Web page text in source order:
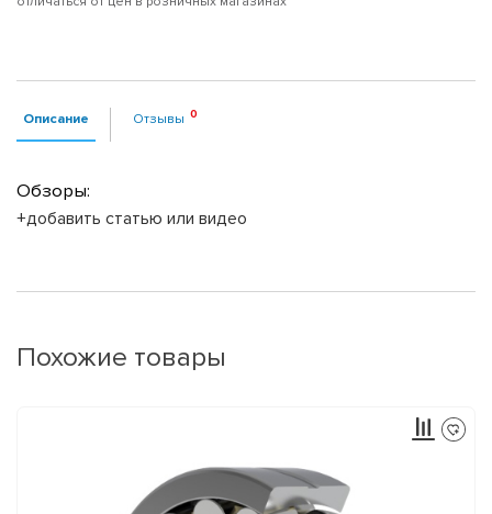
Описание Отзывы
Обзоры:
+добавить статью или видео
Похожие товары